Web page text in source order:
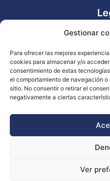
Gestionar
Para ofrecer las mejores
cookies para almacenar y/o
consentimiento de estas
el comportamiento de navegación
sitio. No consentir o retirar el
negativamente a ciertas
Ver
Declaración
Política de